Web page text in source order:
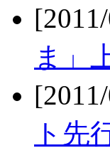
ま」
ト先